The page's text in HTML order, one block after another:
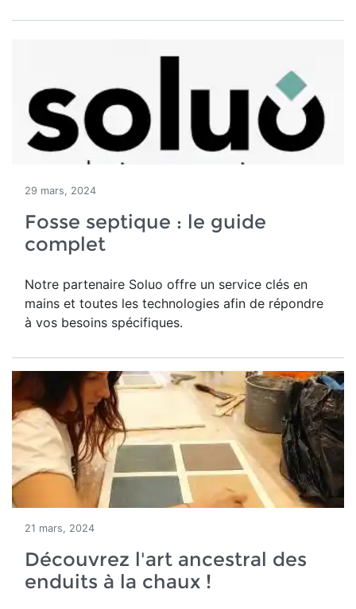
29 mars, 2024
Fosse septique : le guide
complet
Notre partenaire Soluo offre un service clés en
mains et toutes les technologies afin de répondre
à vos besoins spécifiques.
21 mars, 2024
Découvrez l'art ancestral des
enduits à la chaux !